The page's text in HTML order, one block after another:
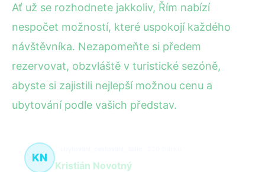
Ať už se rozhodnete jakkoliv, Řím nabízí
nespočet možností, které uspokojí každého
návštěvníka. Nezapomeňte si předem
rezervovat, obzvláště v turistické sezóně,
abyste si zajistili nejlepší možnou cenu a
ubytování podle vašich představ.
KN
Kristián Novotný